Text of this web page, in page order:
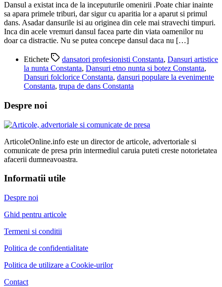
Dansul a existat inca de la inceputurile omenirii .Poate chiar inainte
sa apara primele triburi, dar sigur cu aparitia lor a aparut si primul
dans. Asadar dansurile isi au originea din cele mai stravechi timpuri.
Inca din acele vremuri dansul facea parte din viata oamenilor nu
doar ca distractie. Nu se putea concepe dansul daca nu […]
Etichete dansatori profesionisti Constanta, Dansuri artistice
la nunta Constanta, Dansuri etno nunta si botez Constanta,
Dansuri folclorice Constanta, dansuri populare la evenimente
Constanta, trupa de dans Constanta
Despre noi
ArticoleOnline.info este un director de articole, advertoriale si
comunicate de presa prin intermediul caruia puteti creste notorietatea
afacerii dumneavoastra.
Informatii utile
Despre noi
Ghid pentru articole
Termeni si conditii
Politica de confidentialitate
Politica de utilizare a Cookie-urilor
Contact